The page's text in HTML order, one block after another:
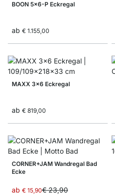
BOON 5x6-P Eckregal
ab € 1.155,00
MAXX 3x6 Eckregal
ab € 819,00
CORNER+JAM Wandregal Bad
Ecke
ab € 15,90€ 23,90